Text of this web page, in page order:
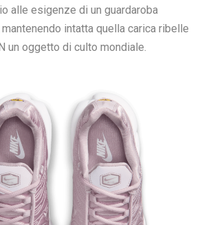
alle esigenze di un guardaroba
intatta quella carica ribelle
un oggetto di culto mondiale.